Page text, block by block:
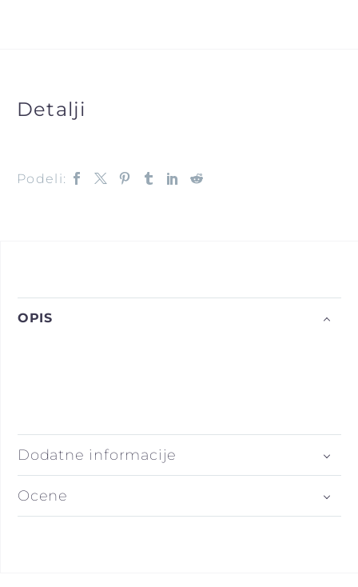
Detalji
Podeli:
OPIS
Dodatne informacije
Ocene